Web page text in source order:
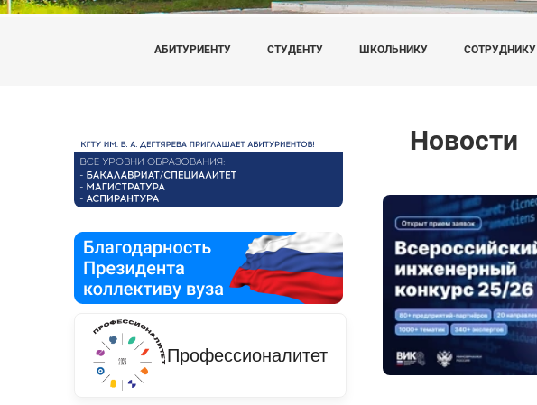
АБИТУРИЕНТУ СТУДЕНТУ ШКОЛЬНИКУ СОТРУДНИКУ
Профессионалитет
Новости